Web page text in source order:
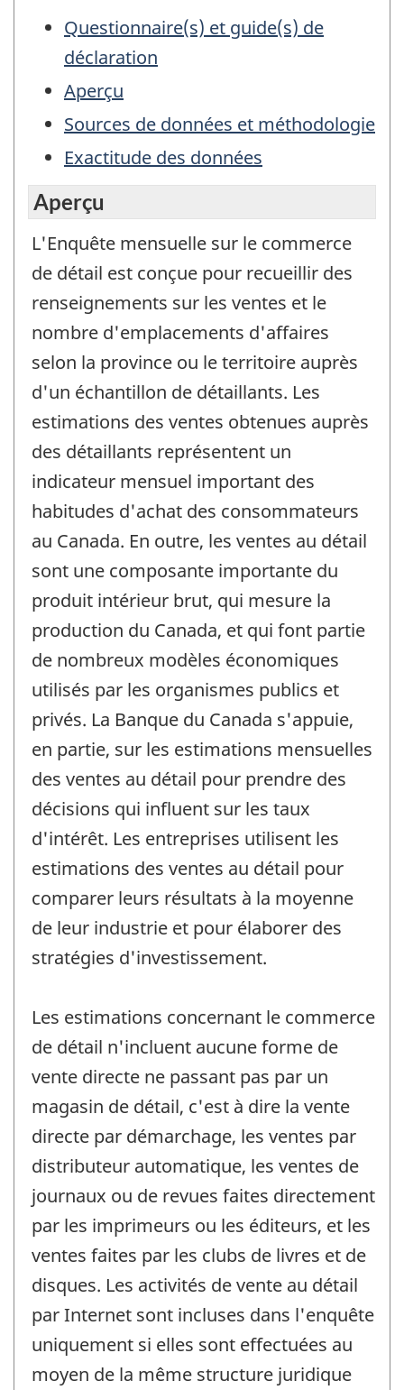
Questionnaire(s) et guide(s) de
déclaration
Aperçu
Sources de données et méthodologie
Exactitude des données
Aperçu
L'Enquête mensuelle sur le commerce
de détail est conçue pour recueillir des
renseignements sur les ventes et le
nombre d'emplacements d'affaires
selon la province ou le territoire auprès
d'un échantillon de détaillants. Les
estimations des ventes obtenues auprès
des détaillants représentent un
indicateur mensuel important des
habitudes d'achat des consommateurs
au Canada. En outre, les ventes au détail
sont une composante importante du
produit intérieur brut, qui mesure la
production du Canada, et qui font partie
de nombreux modèles économiques
utilisés par les organismes publics et
privés. La Banque du Canada s'appuie,
en partie, sur les estimations mensuelles
des ventes au détail pour prendre des
décisions qui influent sur les taux
d'intérêt. Les entreprises utilisent les
estimations des ventes au détail pour
comparer leurs résultats à la moyenne
de leur industrie et pour élaborer des
stratégies d'investissement.
Les estimations concernant le commerce
de détail n'incluent aucune forme de
vente directe ne passant pas par un
magasin de détail, c'est à dire la vente
directe par démarchage, les ventes par
distributeur automatique, les ventes de
journaux ou de revues faites directement
par les imprimeurs ou les éditeurs, et les
ventes faites par les clubs de livres et de
disques. Les activités de vente au détail
par Internet sont incluses dans l'enquête
uniquement si elles sont effectuées au
moyen de la même structure juridique